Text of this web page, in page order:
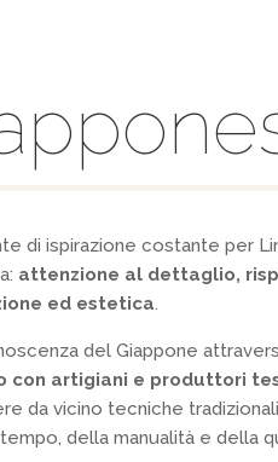
di ispirazione costante per
attenzione al dettaglio,
ed estetica
del Giappone
con artigiani e produttori
da vicino tecniche
della manualità e della